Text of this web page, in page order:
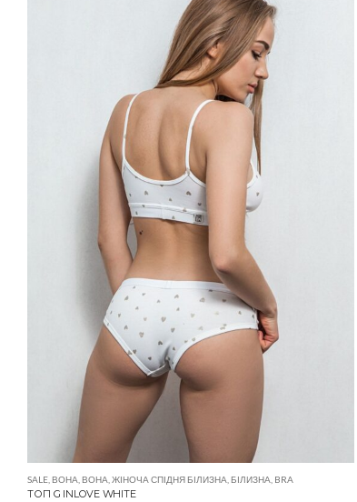
SALE, ВОНА ВОНА ЖІНОЧА СПІДНЯ БІЛИЗНА БІЛИЗНА BRA
ТОП G INLOVE WHITE